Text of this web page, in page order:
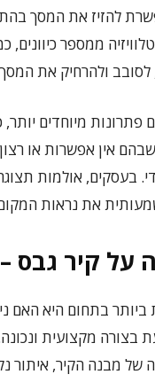
להזיז את המסך
ממספר
לסובב ולהרחיק את
מיוחדים
אין אפשרות או
בעסקים, אולמות
את נראות
על קיר
בתחום היא האם
מקצועית ונכונה.
של מבנה הקיר, איתור